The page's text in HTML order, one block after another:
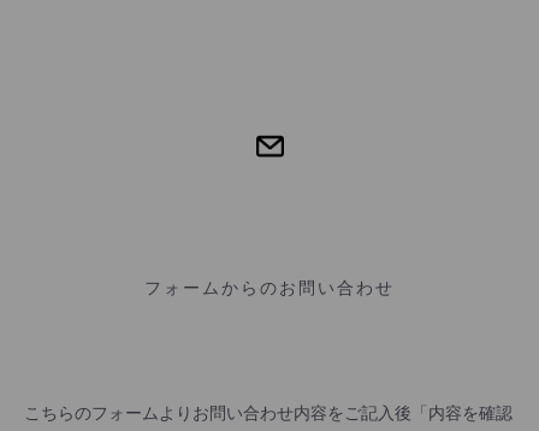
フォームからのお問い合わせ
こちらのフォームよりお問い合わせ内容をご記入後「内容を確認